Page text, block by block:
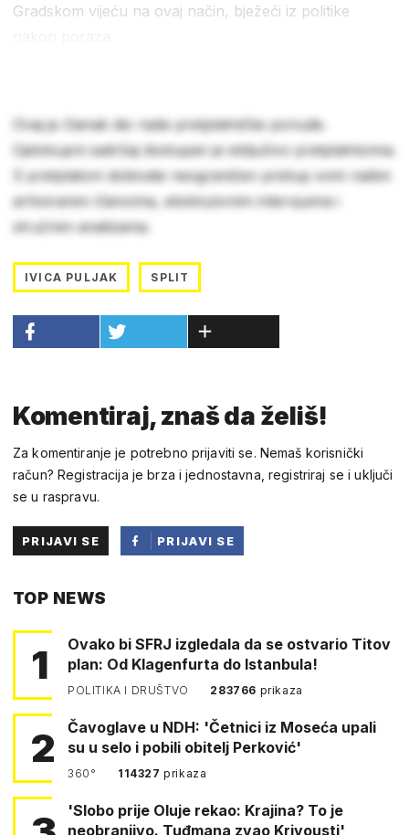
Gradskom vijeću na ovaj način, bježeći iz politike
Ovaj je članak dio naše pretplatničke ponude.
Cjelokupni sadržaj dostupan je isključivo pretplatnicima.
S pretplatom dobivate neograničen pristup svim našim
arhiviranim člancima, ekskluzivnim intervjuima i
stručnim analizama.
IVICA PULJAK SPLIT
Komentiraj, znaš da želiš!
Za komentiranje je potrebno prijaviti se. Nemaš korisnički
račun? Registracija je brza i jednostavna, registriraj se i uključi
se u raspravu.
PRIJAVI SE
PRIJAVI SE
TOP NEWS
1
Ovako bi SFRJ izgledala da se ostvario Titov
plan: Od Klagenfurta do Istanbula!
POLITIKA I DRUŠTVO 283766 prikaza
2
Čavoglave u NDH: 'Četnici iz Moseća upali
su u selo i pobili obitelj Perković'
360° 114327prikaza
'Slobo prije Oluje rekao: Krajina? To je
neobranjivo. Tuđmana zvao Krivousti'